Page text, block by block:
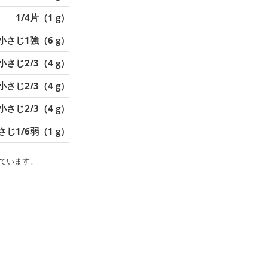
1/4片（1 g）
さじ1強（6 g）
さじ2/3（4 g）
さじ2/3（4 g）
さじ2/3（4 g）
じ1/6弱（1 g）
ます。